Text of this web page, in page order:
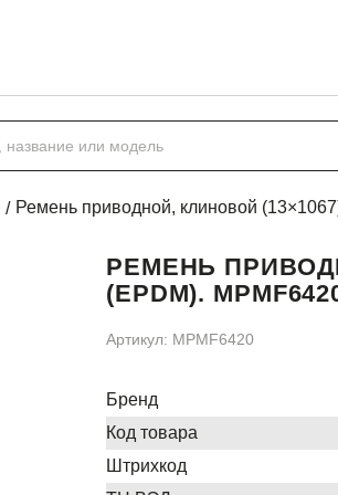
Ремень приводной, клиновой
РЕМЕНЬ
(EPDM).
Артикул: MPMF6420
Бренд
Код товара
Штрихкод